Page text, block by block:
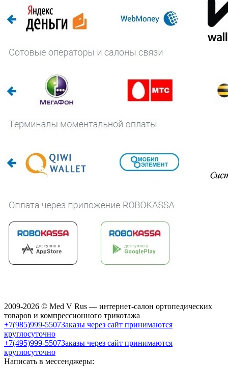
2009-2026 © Med V Rus — интернет-салон ортопедических
товаров и компрессионного трикотажа
+7(985)999-5507Заказы через сайт принимаются
круглосуточно
+7(495)999-5507Заказы через сайт принимаются
круглосуточно
Написать в мессенджеры: